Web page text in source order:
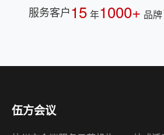
服务客户15 年1000+ 品牌
伍方会议